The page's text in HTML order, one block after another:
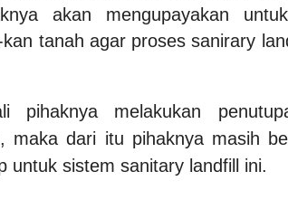
akan mengupayakan
tanah agar proses sanirary
pihaknya melakukan
maka dari itu pihaknya masih
untuk sistem sanitary landfill ini.